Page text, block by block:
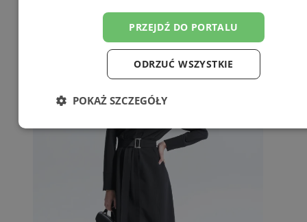
PRZEJDŹ DO PORTALU
ODRZUĆ WSZYSTKIE
POKAŻ SZCZEGÓŁY
Niezbędne Wydajność Targetowanie
Funkcjonalność